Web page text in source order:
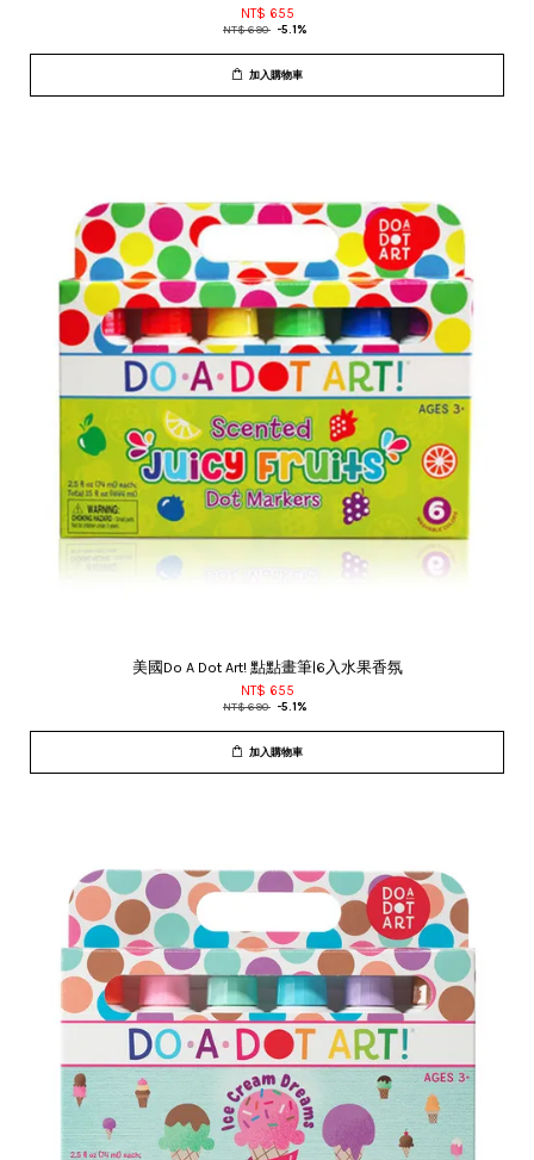
NT$ 655
NT$ 690 -5.1%
加入購物車
美國Do A Dot Art! 點點畫筆|6入水果香氛
NT$ 655
NT$ 690 -5.1%
加入購物車